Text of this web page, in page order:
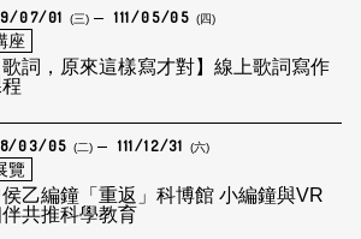
07/01 (三) 111/05/05 (四)
座
歌詞，原來這樣寫才對】線上歌詞寫作
03/05 (二) 111/12/31 (六)
覽
乙編鐘「重返」科博館 小編鐘與VR
共推科學教育